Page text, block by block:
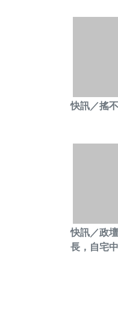
快訊／搖
快訊／政
長，自宅